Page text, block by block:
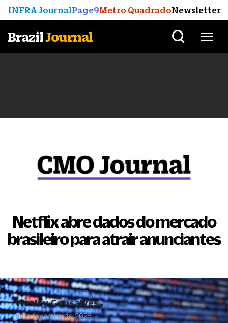
INFRA JournalPage9Metro QuadradoNewsletter
BrazilJournal
Netflix abre dados do mercado
brasileiro para atrair anunciantes
5 de fevereiro de 2025
Wesley Gonsalves